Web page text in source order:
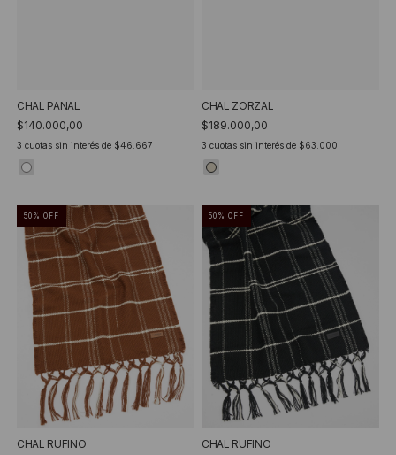
CHAL PANAL
$140.000,00
3 cuotas sin interés de $46.667
CHAL ZORZAL
$189.000,00
3 cuotas sin interés de $63.000
50 % OFF
CHAL RUFINO
50 % OFF
CHAL RUFINO